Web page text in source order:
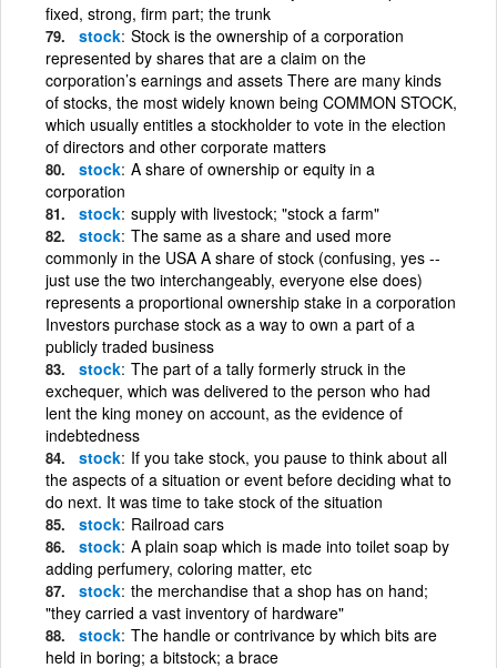
fixed, strong, firm part; the trunk
stock Stock is the ownership of a corporation
represented by shares that are a claim on the
corporation’s earnings and assets There are many kinds
of stocks, the most widely known being COMMON STOCK,
which usually entitles a stockholder to vote in the election
of directors and other corporate matters
stock A share of ownership or equity in a
corporation
stock supply with livestock; "stock a farm"
stock The same as a share and used more
commonly in the USA A share of stock (confusing, yes --
just use the two interchangeably, everyone else does)
represents a proportional ownership stake in a corporation
Investors purchase stock as a way to own a part of a
publicly traded business
stock The part of a tally formerly struck in the
exchequer, which was delivered to the person who had
lent the king money on account, as the evidence of
indebtedness
stock If you take stock, you pause to think about all
the aspects of a situation or event before deciding what to
do next. It was time to take stock of the situation
stock Railroad cars
stock A plain soap which is made into toilet soap by
adding perfumery, coloring matter, etc
stock the merchandise that a shop has on hand;
"they carried a vast inventory of hardware"
stock The handle or contrivance by which bits are
held in boring; a bitstock; a brace